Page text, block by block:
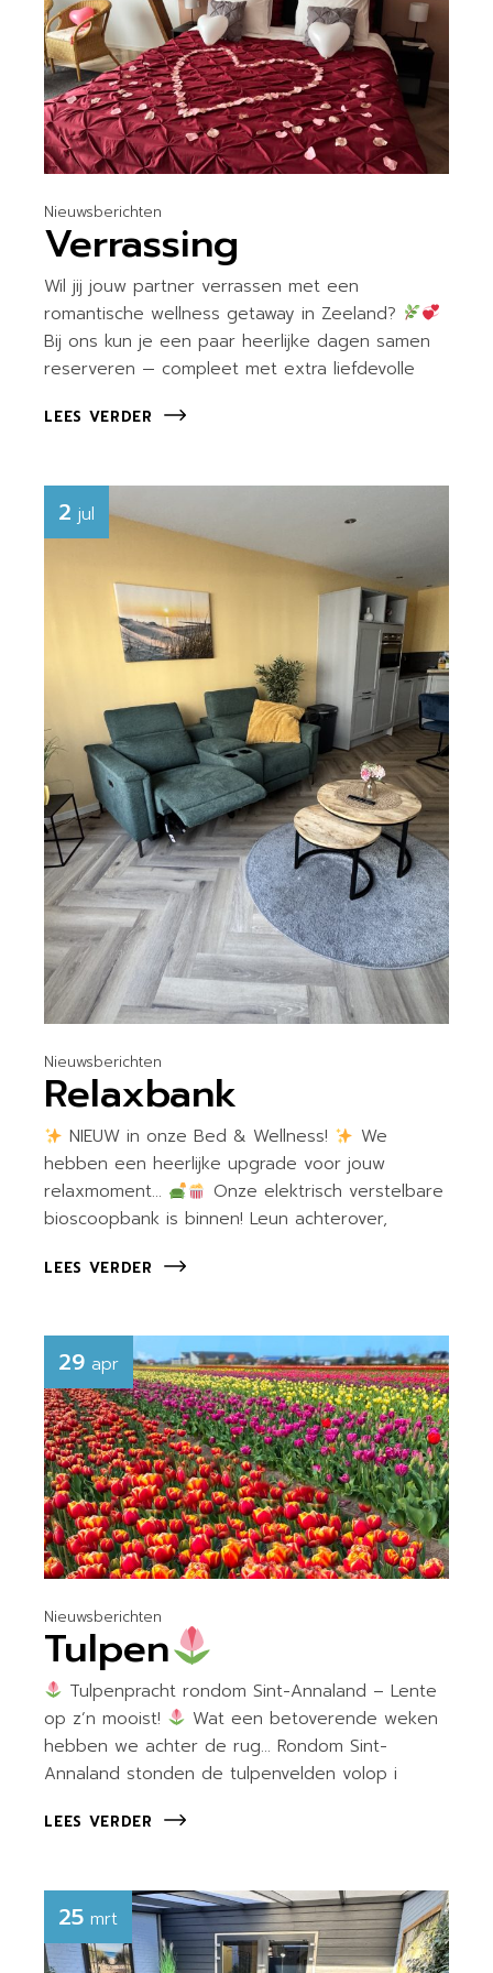
Nieuwsberichten
Verrassing
Wil jij jouw partner verrassen met een
romantische wellness getaway in Zeeland?
Bij ons kun je een paar heerlijke dagen samen
reserveren — compleet met extra liefdevolle
LEES VERDER
2 jul
Nieuwsberichten
Relaxbank
NIEUW in onze Bed & Wellness!
We
hebben een heerlijke upgrade voor jouw
relaxmoment…
Onze elektrisch verstelbare
bioscoopbank is binnen! Leun achterover,
LEES VERDER
29 apr
Nieuwsberichten
Tulpen
Tulpenpracht rondom Sint-Annaland – Lente
op z’n mooist!
Wat een betoverende weken
hebben we achter de rug… Rondom Sint-
Annaland stonden de tulpenvelden volop i
LEES VERDER
25 mrt